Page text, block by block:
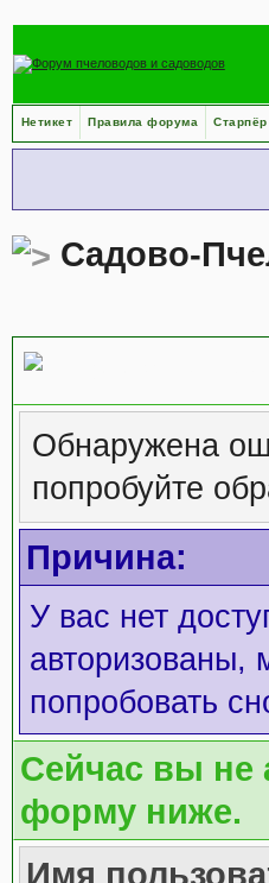
Нетикет Правила форума
Садово-
Обнаружена
попробуйте
Причина:
У вас нет
авторизованы,
попробовать
Сейчас вы не
форму ниже.
Имя